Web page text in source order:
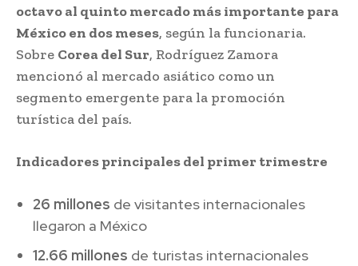
octavo al quinto mercado más importante para
México en dos meses, según la funcionaria.
Sobre Corea del Sur, Rodríguez Zamora
mencionó al mercado asiático como un
segmento emergente para la promoción
turística del país.
Indicadores principales del primer trimestre
26 millones de visitantes internacionales
llegaron a México
12.66 millones de turistas internacionales